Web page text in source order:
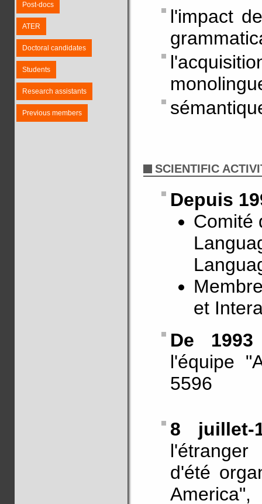
Post-docs
ATER
Doctoral candidates
Students
Research assistants
Previous members
l'impact
SCIENTIFIC
Depuis
Comité
et
De
l'équipe
5596
8
d'été